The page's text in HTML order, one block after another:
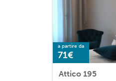
a partire da
71€
Attico 195